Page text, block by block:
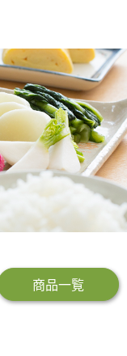
社会貢献 品質保証
商品一覧